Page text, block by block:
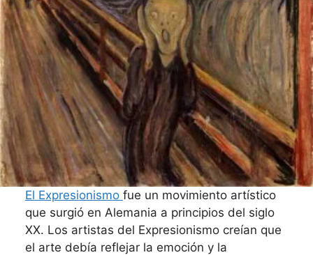
El Expresionismo fue un movimiento artístico
que surgió en Alemania a principios del siglo
XX. Los artistas del Expresionismo creían que
el arte debía reflejar la emoción y la